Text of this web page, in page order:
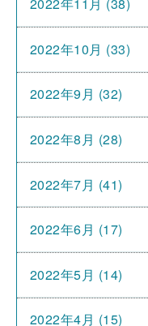
2022年11月 (38)
2022年10月 (33)
2022年9月 (32)
2022年8月 (28)
2022年7月 (41)
2022年6月 (17)
2022年5月 (14)
2022年4月 (15)